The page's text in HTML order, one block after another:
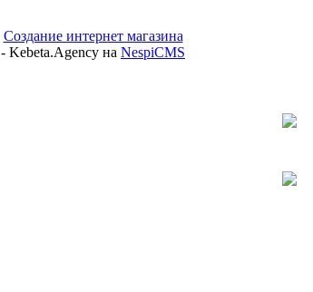
Создание интернет магазина
- Kebeta.Agency на NespiCMS